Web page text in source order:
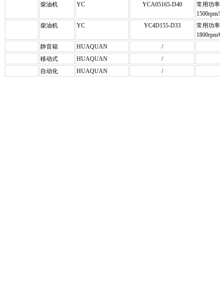
柴油机
YC YCA05165-D40
常用功
柴油机
YC YC4D155-D33
常用功
静音箱
HUAQUAN
/
移动式
HUAQUAN
/
自动化
HUAQUAN /